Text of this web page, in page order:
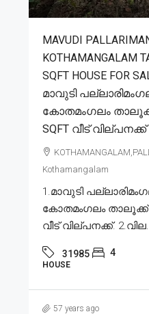
MAVUDI
KOTHAMANGALAM
SQFT HOUSE FOR
മാവുടി
കോതമംഗലം
SQFT വീട്
Kothamangalam
1.മാവുടി
കോതമംഗലം താലൂക്ക്
വീട് വില്പനക്ക്.
31985 4
HOUSE
57 years ago